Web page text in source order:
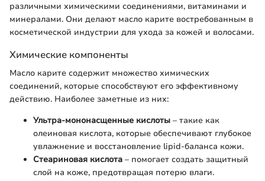
различными химическими соединениями, витаминами и
минералами. Они делают масло карите востребованным в
косметической индустрии для ухода за кожей и волосами.
Химические компоненты
Масло карите содержит множество химических
соединений, которые способствуют его эффективному
действию. Наиболее заметные из них:
Ультра-мононасщенные кислоты – такие как
олеиновая кислота, которые обеспечивают глубокое
увлажнение и восстановление lipid-баланса кожи.
Стеариновая кислота – помогает создать защитный
слой на коже, предотвращая потерю влаги.